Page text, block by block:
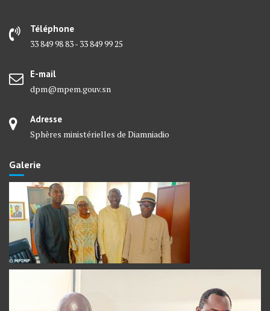
Téléphone
33 849 98 83 - 33 849 99 25
E-mail
dpm@mpem.gouv.sn
Adresse
Sphères ministérielles de Diamniadio
Galerie